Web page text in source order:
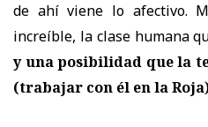
de ahí viene lo afectivo.
increíble, la clase humana
y una posibilidad que la
(trabajar con él en la